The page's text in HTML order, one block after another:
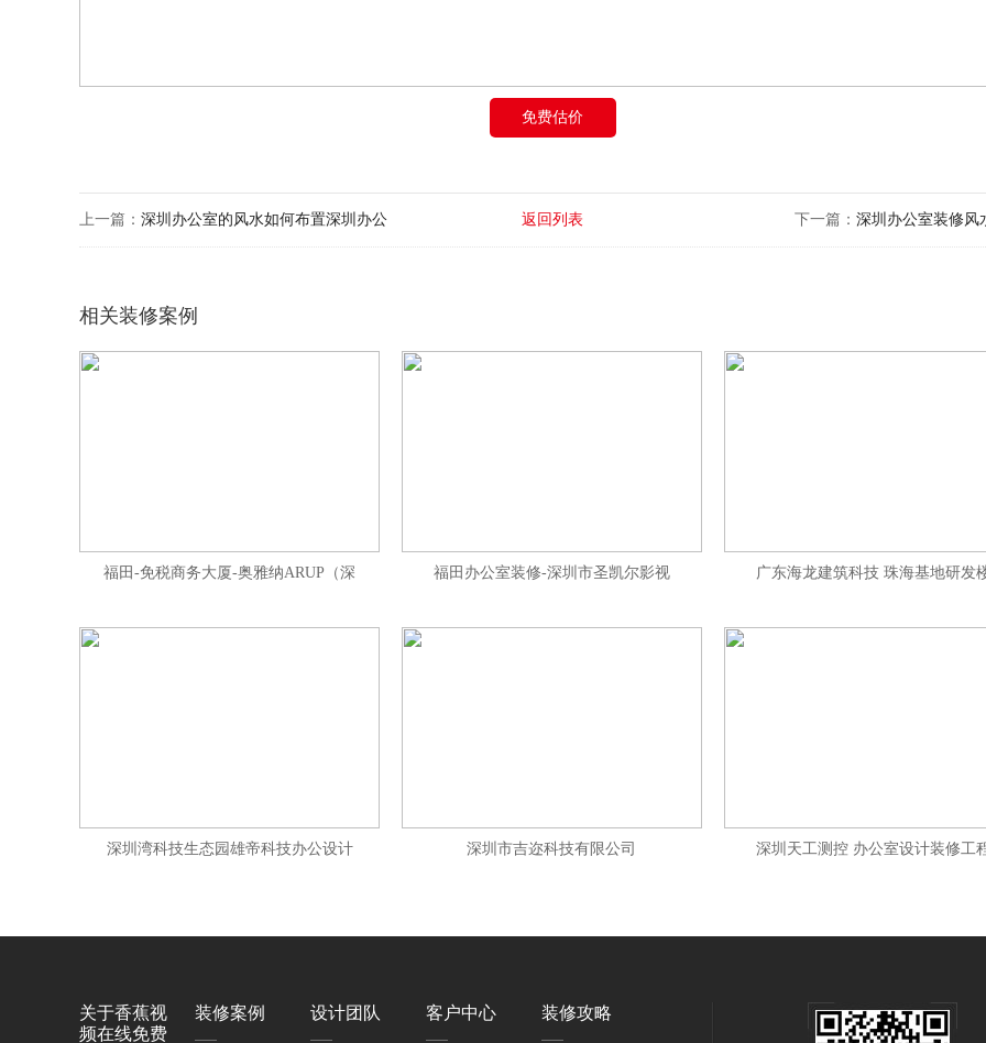
免费估价
上一篇： 深圳办公室的风水如何布置深圳办公 下一篇： 深圳办公室装修风
返回列表
相关装修案例
福田-免税商务大厦-奥雅纳ARUP（深 福田办公室装修-深圳市圣凯尔影视 广东海龙建筑科技 珠海基地研发
深圳湾科技生态园雄帝科技办公设计 深圳市吉迩科技有限公司 深圳天工测控 办公室设计装修工
关于香蕉视
频在线免费
装修案例 设计团队 客户中心 装修攻略